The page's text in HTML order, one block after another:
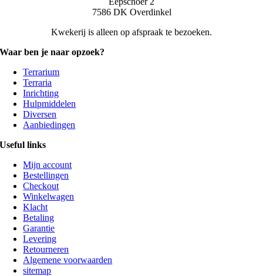
7586 DK Overdinkel
Kwekerij is alleen op afspraak te bezoeken.
Waar ben je naar opzoek?
Terrarium
Terraria
Inrichting
Hulpmiddelen
Diversen
Aanbiedingen
Useful links
Mijn account
Bestellingen
Checkout
Winkelwagen
Klacht
Betaling
Garantie
Levering
Retourneren
Algemene voorwaarden
sitemap